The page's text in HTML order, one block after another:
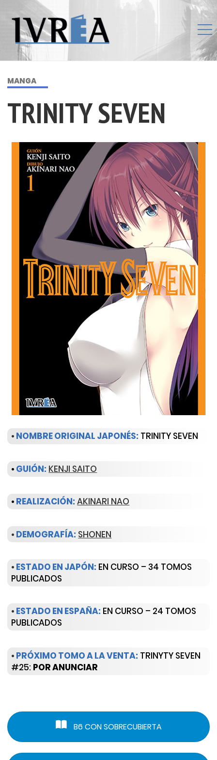
MANGA
TRINITY SEVEN
• NOMBRE ORIGINAL JAPONÉS: TRINITY SEVEN
• GUIÓN: KENJI SAITO
• REALIZACIÓN: AKINARI NAO
• DEMOGRAFÍA: SHONEN
• ESTADO EN JAPÓN: EN CURSO – 34 TOMOS
PUBLICADOS
• ESTADO EN ESPAÑA: EN CURSO – 24 TOMOS
PUBLICADOS
• PRÓXIMO TOMO A LA VENTA: TRINYTY SEVEN
#25: POR ANUNCIAR
B6 CON SOBRECUBIERTA